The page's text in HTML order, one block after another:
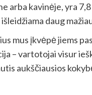
arba kavinėje, yra
daug
mus įkvėpė jiems
– vartotojai visur
aukščiausios